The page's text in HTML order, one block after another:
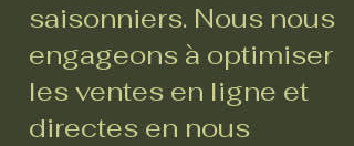
saisonniers. Nous nous
engageons à optimiser
les ventes en ligne et
directes en nous